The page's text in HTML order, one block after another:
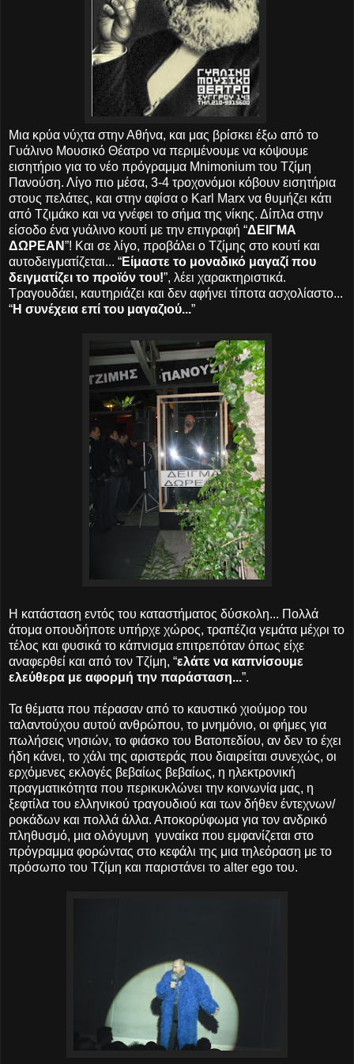
Μια κρύα νύχτα στην Αθήνα, και μας βρίσκει έξω από το
Γυάλινο Μουσικό Θέατρο να περιμένουμε να κόψουμε
εισητήριο για το νέο πρόγραμμα Mnimοnium του Τζίμη
Πανούση. Λίγο πιο μέσα, 3-4 τροχονόμοι κόβουν εισητήρια
στους πελάτες, και στην αφίσα ο Κarl Marx να θυμήζει κάτι
από Τζιμάκο και να γνέφει το σήμα της νίκης. Δίπλα στην
είσοδο ένα γυάλινο κουτί με την επιγραφή “ΔΕΙΓΜΑ
ΔΩΡΕΑΝ”! Και σε λίγο, προβάλει ο Τζίμης στο κουτί και
αυτοδειγματίζεται... “Είμαστε το μοναδικό μαγαζί που
δειγματίζει το προϊόν του!”, λέει χαρακτηριστικά.
Τραγουδάει, καυτηριάζει και δεν αφήνει τίποτα ασχολίαστο...
“Η συνέχεια επί του μαγαζιού...”
Η κατάσταση εντός του καταστήματος δύσκολη... Πολλά
άτομα οπουδήποτε υπήρχε χώρος, τραπέζια γεμάτα μέχρι το
τέλος και φυσικά το κάπνισμα επιτρεπόταν όπως είχε
αναφερθεί και από τον Τζίμη, “ελάτε να καπνίσουμε
ελεύθερα με αφορμή την παράσταση...”.
Τα θέματα που πέρασαν από το καυστικό χιούμορ του
ταλαντούχου αυτού ανθρώπου, το μνημόνιο, οι φήμες για
πωλήσεις νησιών, το φιάσκο του Βατοπεδίου, αν δεν το έχει
ήδη κάνει, το χάλι της αριστεράς που διαιρείται συνεχώς, οι
ερχόμενες εκλογές βεβαίως βεβαίως, η ηλεκτρονική
πραγματικότητα που περικυκλώνει την κοινωνία μας, η
ξεφτίλα του ελληνικού τραγουδιού και των δήθεν έντεχνων/
ροκάδων και πολλά άλλα. Αποκορύφωμα για τον ανδρικό
πληθυσμό, μια ολόγυμνη γυναίκα που εμφανίζεται στο
πρόγραμμα φορώντας στο κεφάλι της μια τηλεόραση με το
πρόσωπο του Τζίμη και παριστάνει το alter ego του.